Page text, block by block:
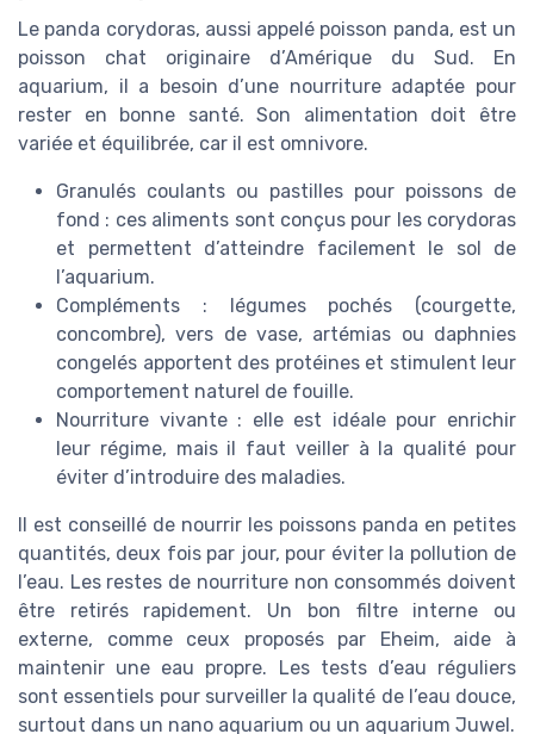
Le panda corydoras, aussi appelé poisson panda, est un
poisson chat originaire d’Amérique du Sud. En
aquarium, il a besoin d’une nourriture adaptée pour
rester en bonne santé. Son alimentation doit être
variée et équilibrée, car il est omnivore.
Granulés coulants ou pastilles pour poissons de
fond : ces aliments sont conçus pour les corydoras
et permettent d’atteindre facilement le sol de
l’aquarium.
Compléments : légumes pochés (courgette,
concombre), vers de vase, artémias ou daphnies
congelés apportent des protéines et stimulent leur
comportement naturel de fouille.
Nourriture vivante : elle est idéale pour enrichir
leur régime, mais il faut veiller à la qualité pour
éviter d’introduire des maladies.
Il est conseillé de nourrir les poissons panda en petites
quantités, deux fois par jour, pour éviter la pollution de
l’eau. Les restes de nourriture non consommés doivent
être retirés rapidement. Un bon filtre interne ou
externe, comme ceux proposés par Eheim, aide à
maintenir une eau propre. Les tests d’eau réguliers
sont essentiels pour surveiller la qualité de l’eau douce,
surtout dans un nano aquarium ou un aquarium Juwel.